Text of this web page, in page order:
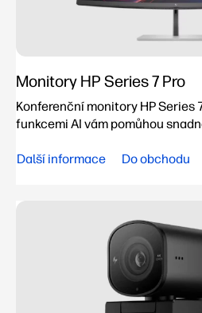
Monitory HP Series 7 Pro
Konferenční monitory HP Series
funkcemi AI vám pomůhou
Další informace Do obchodu